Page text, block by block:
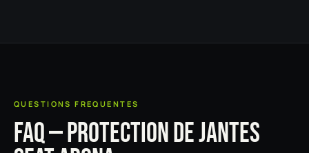
QUESTIONS FREQUENTES
FAQ — PROTECTION DE JANTES